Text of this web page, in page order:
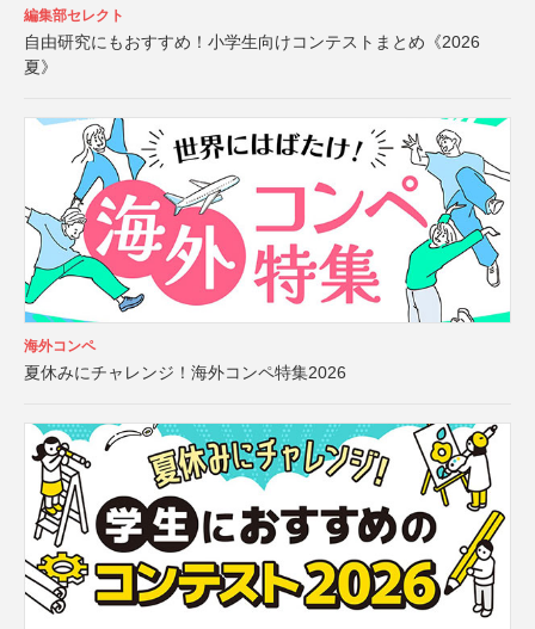
編集部セレクト
自由研究にもおすすめ！小学生向けコンテストまとめ《2026
夏》
海外コンペ
夏休みにチャレンジ！海外コンペ特集2026